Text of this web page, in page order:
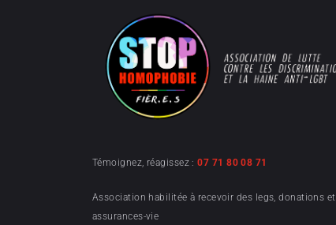
Témoignez, réagissez :07 71 80 08 71
Association habilitée à recevoir des legs, donations et
assurances-vie